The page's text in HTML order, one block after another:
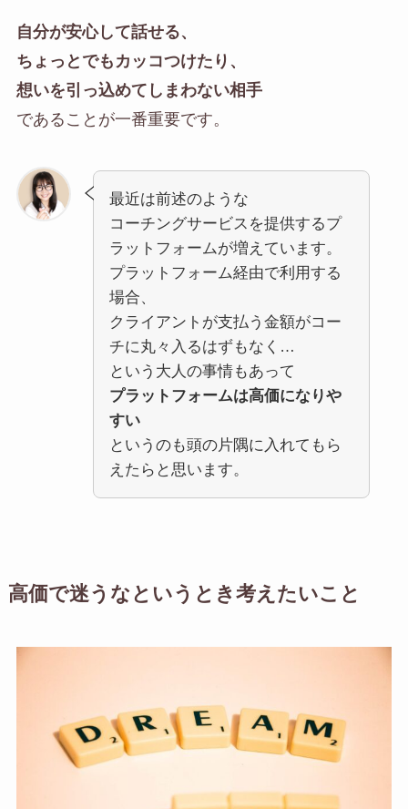
自分が安心して話せる、
ちょっとでもカッコつけたり、
想いを引っ込めてしまわない相手
であることが一番重要です。
最近は前述のような
コーチングサービスを提供するプ
ラットフォームが増えています。
プラットフォーム経由で利用する
場合、
クライアントが支払う金額がコー
チに丸々入るはずもなく…
という大人の事情もあって
プラットフォームは高価になりや
すい
というのも頭の片隅に入れてもら
えたらと思います。
高価で迷うなというとき考えたいこと